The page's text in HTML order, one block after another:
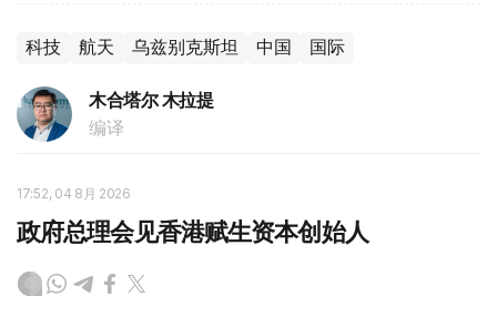
科技 航天 乌兹别克斯坦 中国 国际
木合塔尔 木拉提
编译
17:52, 04 8月 2026
政府总理会见香港赋生资本创始人